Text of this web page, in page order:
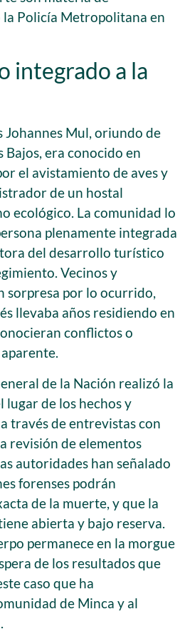
la Policía Metropolitana en
integrado a la
Mul, oriundo de
Bajos, era conocido en
el avistamiento de aves y
de un hostal
ecológico. La comunidad lo
plenamente integrada
del desarrollo turístico
Vecinos y
sorpresa por lo ocurrido,
llevaba años residiendo en
conflictos o
de la Nación realizó la
lugar de los hechos y
través de entrevistas con
revisión de elementos
autoridades han señalado
forenses podrán
de la muerte, y que la
abierta y bajo reserva.
permanece en la morgue
de los resultados que
caso que ha
de Minca y al